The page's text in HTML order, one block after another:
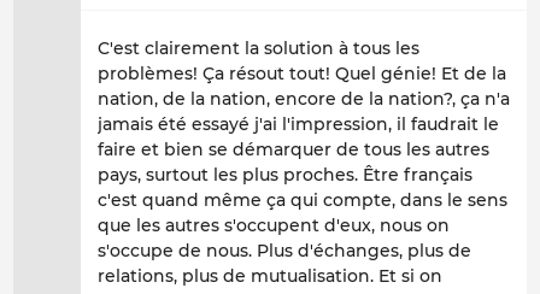
C'est clairement la solution à tous les
problèmes! Ça résout tout! Quel génie! Et de la
nation, de la nation, encore de la nation?, ça n'a
jamais été essayé j'ai l'impression, il faudrait le
faire et bien se démarquer de tous les autres
pays, surtout les plus proches. Être français
c'est quand même ça qui compte, dans le sens
que les autres s'occupent d'eux, nous on
s'occupe de nous. Plus d'échanges, plus de
relations, plus de mutualisation. Et si on